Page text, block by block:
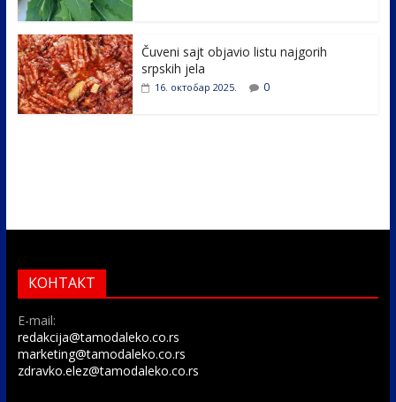
Čuveni sajt objavio listu najgorih
srpskih jela
16. октобар 2025. 0
КОНТАКТ
E-mail:
redakcija@tamodaleko.co.rs
marketing@tamodaleko.co.rs
zdravko.elez@tamodaleko.co.rs